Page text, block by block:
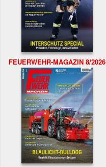
FEUERWEHR-MAGAZIN 8/2026